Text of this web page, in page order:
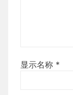
显示名称 *